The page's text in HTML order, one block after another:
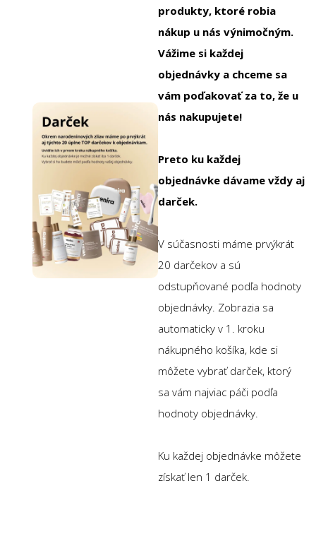
produkty, ktoré robia
nákup u nás výnimočným.
Vážime si každej
objednávky a chceme sa
vám poďakovať za to, že u
nás nakupujete!
Preto ku každej
objednávke dávame vždy aj
darček.
V súčasnosti máme prvýkrát
20 darčekov a sú
odstupňované podľa hodnoty
objednávky. Zobrazia sa
automaticky v 1. kroku
nákupného košíka, kde si
môžete vybrať darček, ktorý
sa vám najviac páči podľa
hodnoty objednávky.
Ku každej objednávke môžete
získať len 1 darček.